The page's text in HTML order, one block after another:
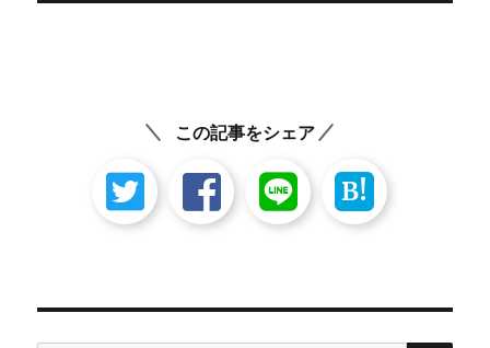
投
この記事をシェア
B!